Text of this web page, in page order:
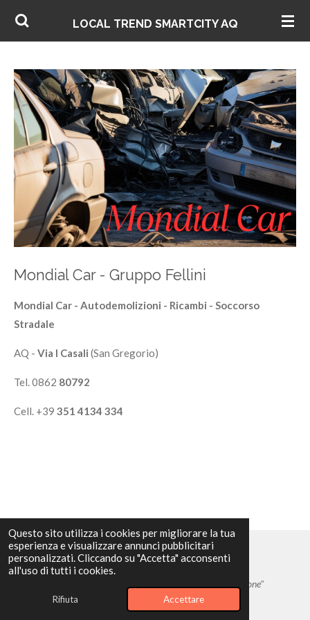
Questo sito utilizza i cookies per migliorare la tua
esperienza e visualizzare annunci pubblicitari
personalizzati. Cliccando su "Accetta" acconsenti
all'uso di tutti i cookies.
Rifiuta Accettare
Vai
principale
LOCAL TREND SMARTCITYAQ
Mondial Car - Gruppo Fellini
Mondial Car - Autodemolizioni - Ricambi - Soccorso
Stradale
AQ - Via I Casali (San Gregorio)
Tel. 0862 80792
Cell. +39 351 4134 334
Tutti i diritti riservati
"Libertà è Partecipazione"